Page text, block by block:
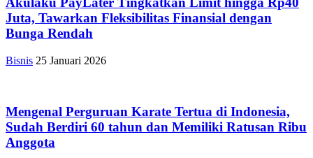
Juta, Tawarkan Fleksibilitas Finansial dengan
Bunga Rendah
Bisnis 25 Januari 2026
Mengenal Perguruan Karate Tertua di Indonesia,
Sudah Berdiri 60 tahun dan Memiliki Ratusan Ribu
Anggota